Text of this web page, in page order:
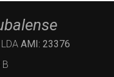
AMI: 23376
B